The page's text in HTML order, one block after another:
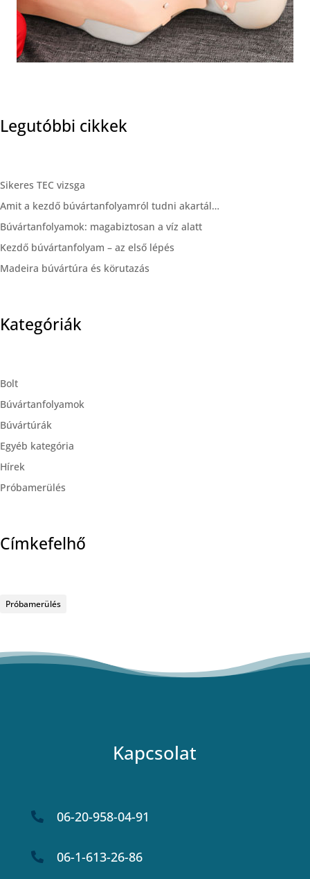
Legutóbbi cikkek
Sikeres TEC vizsga
Amit a kezdő búvártanfolyamról tudni akartál…
Búvártanfolyamok: magabiztosan a víz alatt
Kezdő búvártanfolyam – az első lépés
Madeira búvártúra és körutazás
Kategóriák
Bolt
Búvártanfolyamok
Búvártúrák
Egyéb kategória
Hírek
Próbamerülés
Címkefelhő
Próbamerülés
Kapcsolat
 06-20-958-04-91
 06-1-613-26-86